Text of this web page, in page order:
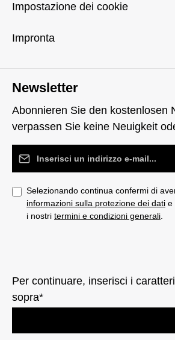
Newsletter
Abonnieren Sie den kostenlosen
verpassen Sie keine Neuigkeit
Indirizzo e-mail*
Selezionando continua confermi di
informazioni sulla protezione dei dati e
i nostri termini e condizioni generali.
Per continuare, inserisci i
sopra*
Impostazione dei cookie
Impronta